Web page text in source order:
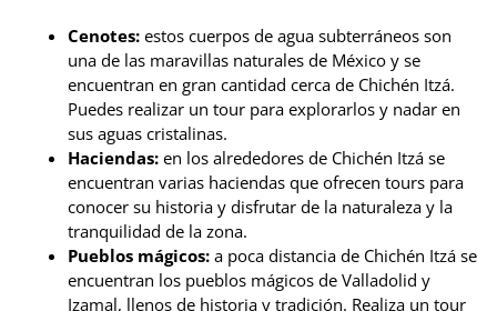
Cenotes: estos cuerpos de agua subterráneos son
una de las maravillas naturales de México y se
encuentran en gran cantidad cerca de Chichén Itzá.
Puedes realizar un tour para explorarlos y nadar en
sus aguas cristalinas.
Haciendas: en los alrededores de Chichén Itzá se
encuentran varias haciendas que ofrecen tours para
conocer su historia y disfrutar de la naturaleza y la
tranquilidad de la zona.
Pueblos mágicos: a poca distancia de Chichén Itzá se
encuentran los pueblos mágicos de Valladolid y
Izamal, llenos de historia y tradición. Realiza un tour